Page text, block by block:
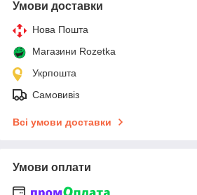
Умови доставки
Нова Пошта
Магазини Rozetka
Укрпошта
Самовивіз
Всі умови доставки
Умови оплати